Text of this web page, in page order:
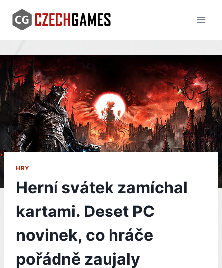
content
HRY
Herní svátek zamíchal
kartami. Deset PC
novinek, co hráče
pořádně zaujaly